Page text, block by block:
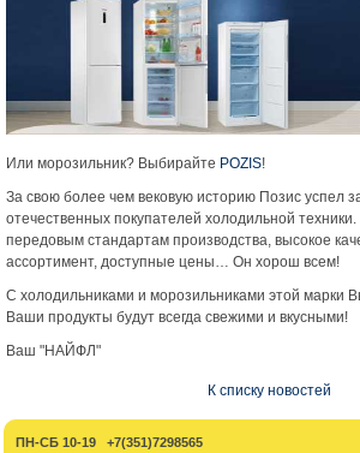
Или морозильник? Выбирайте POZIS!
За свою более чем вековую историю Позис успел
отечественных покупателей холодильной
передовым стандартам производства, высокое
ассортимент, доступные цены… Он хорош всем!
С холодильниками и морозильниками этой марки
Ваши продукты будут всегда свежими и вкусными!
Ваш "НАЙФЛ"
К списку новостей
ПН-СБ 10-19 +7(351)7298565